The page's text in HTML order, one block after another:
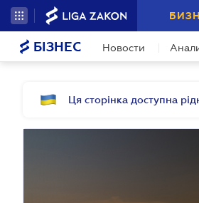
БІЗНЕС Новости
Ця сторінка доступна